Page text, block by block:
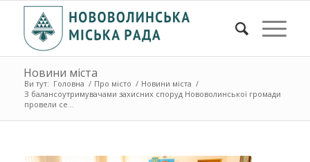
Новини міста
Ви тут: Головна / Про місто / Новини міста /
З балансоутримувачами захисних споруд Нововолинської громади
провели се...